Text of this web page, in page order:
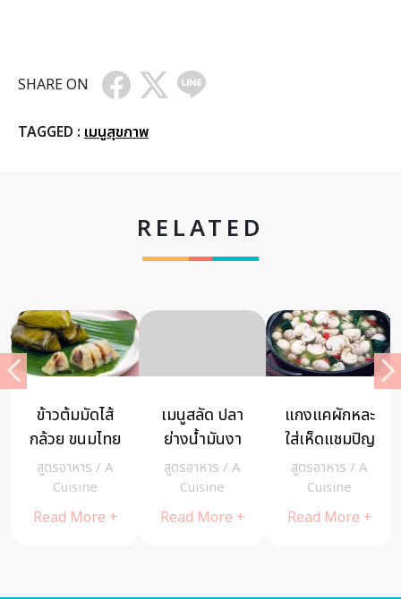
SHARE ON
TAGGED : เมนูสุขภาพ
RELATED
ข้าวต้มมัดไส้
กล้วย ขนมไทย
โบราณรส
หวานมัน
สูตรอาหาร / A
Cuisine
Read More +
เมนูสลัด ปลา
ย่างน้ำมันงา
เมนูอาหารดี๊ดี
เพื่อคนรัก
สุขภาพ
สูตรอาหาร / A
Cuisine
Read More +
แกงแคผักหละ
ใส่เห็ดแชมปิญ
อง
สูตรอาหาร / A
Cuisine
Read More +